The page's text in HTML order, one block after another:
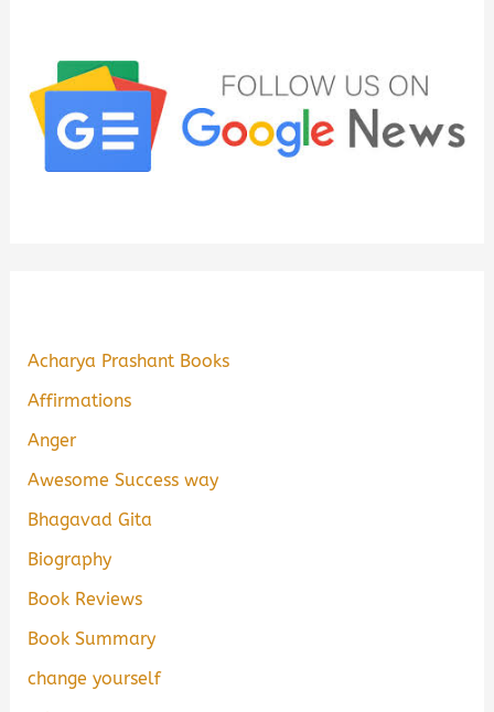
Acharya Prashant Books
Affirmations
Anger
Awesome Success way
Bhagavad Gita
Biography
Book Reviews
Book Summary
change yourself